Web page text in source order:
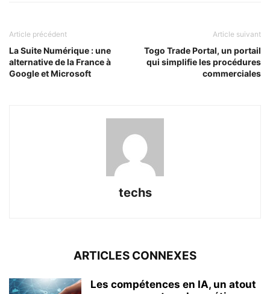
Article précédent
La Suite Numérique : une
alternative de la France à
Google et Microsoft
Article suivant
Togo Trade Portal, un portail
qui simplifie les procédures
commerciales
techs
ARTICLES CONNEXES
Les compétences en IA, un atout